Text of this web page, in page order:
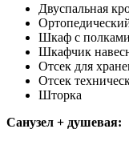
Двуспальная
Шкаф с
Шкафчик
Отсек для
Отсек
Шторка
Санузел + душевая: